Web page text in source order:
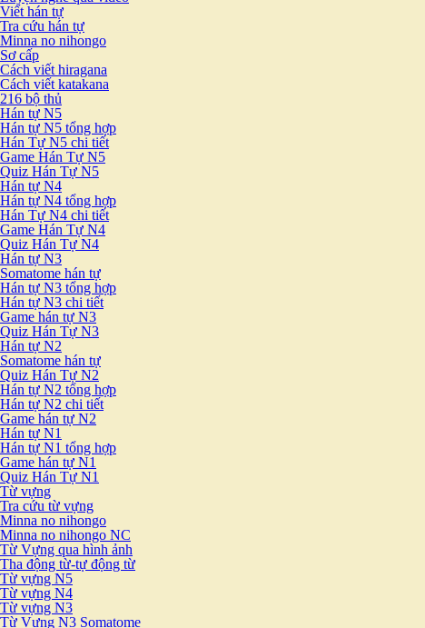
Viết hán tự
Tra cứu hán tự
Minna no nihongo
Sơ cấp
Cách viết hiragana
Cách viết katakana
216 bộ thủ
Hán tự N5
Hán tự N5 tổng hợp
Hán Tự N5 chi tiết
Game Hán Tự N5
Quiz Hán Tự N5
Hán tự N4
Hán tự N4 tổng hợp
Hán Tự N4 chi tiết
Game Hán Tự N4
Quiz Hán Tự N4
Hán tự N3
Somatome hán tự
Hán tự N3 tổng hợp
Hán tự N3 chi tiết
Game hán tự N3
Quiz Hán Tự N3
Hán tự N2
Somatome hán tự
Quiz Hán Tự N2
Hán tự N2 tổng hợp
Hán tự N2 chi tiết
Game hán tự N2
Hán tự N1
Hán tự N1 tổng hợp
Game hán tự N1
Quiz Hán Tự N1
Từ vựng
Tra cứu từ vựng
Minna no nihongo
Minna no nihongo NC
Từ Vựng qua hình ảnh
Tha động từ-tự động từ
Từ vựng N5
Từ vựng N4
Từ vựng N3
Từ Vựng N3 Somatome